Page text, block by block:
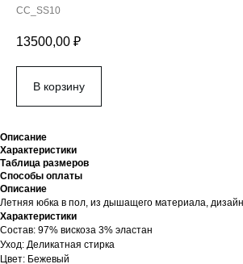
CC_SS10
13500,00 ₽
В корзину
Описание
Характеристики
Таблица размеров
Способы оплаты
Описание
Летняя юбка в пол, из дышащего материала,
Характеристики
Cостав: 97% вискоза 3% эластан
Уход: Деликатная стирка
Цвет: Бежевый